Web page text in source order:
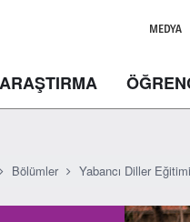
MEDYA
ARAŞTIRMA
Bölümler Yabancı Diller